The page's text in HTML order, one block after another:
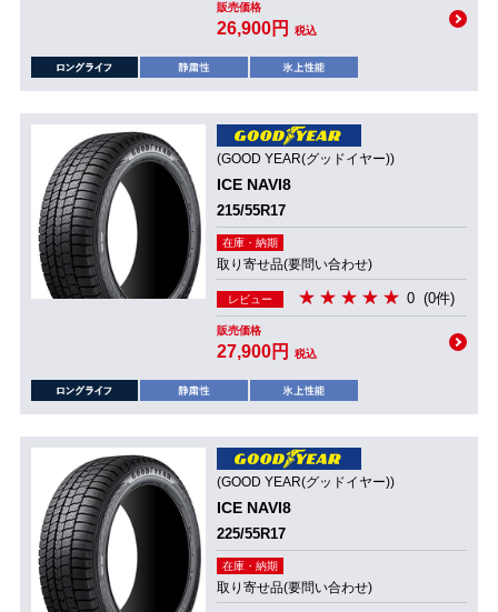
販売価格
26,900円 税込
(GOOD YEAR(グッドイヤー))
ICE NAVI8
215/55R17
在庫・納期
取り寄せ品(要問い合わせ)
レビュー 0 (0件)
販売価格
27,900円 税込
(GOOD YEAR(グッドイヤー))
ICE NAVI8
225/55R17
在庫・納期
取り寄せ品(要問い合わせ)